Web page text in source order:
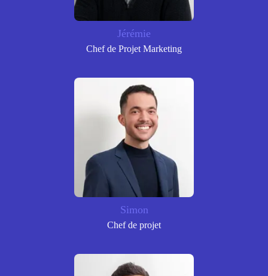
Jérémie
Chef de Projet Marketing
Simon
Chef de projet